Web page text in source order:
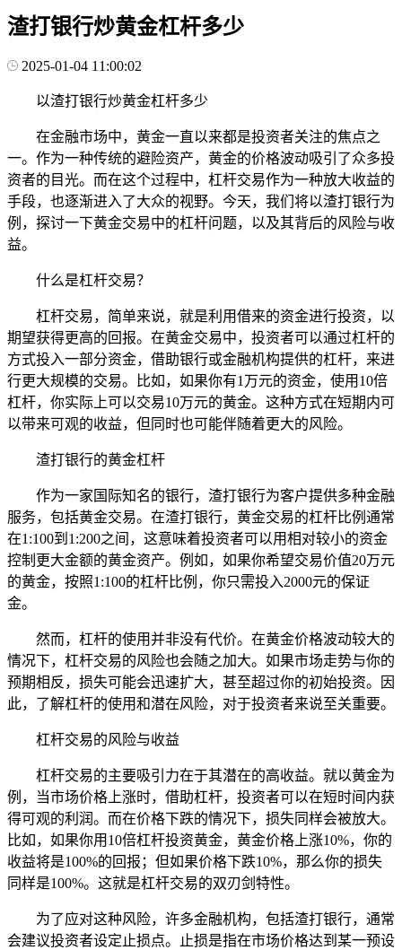
渣打银行炒黄金杠杆多少
2025-01-04 11:00:02
以渣打银行炒黄金杠杆多少
在金融市场中，黄金一直以来都是投资者关注的焦点之
一。作为一种传统的避险资产，黄金的价格波动吸引了众多投
资者的目光。而在这个过程中，杠杆交易作为一种放大收益的
手段，也逐渐进入了大众的视野。今天，我们将以渣打银行为
例，探讨一下黄金交易中的杠杆问题，以及其背后的风险与收
益。
什么是杠杆交易？
杠杆交易，简单来说，就是利用借来的资金进行投资，以
期望获得更高的回报。在黄金交易中，投资者可以通过杠杆的
方式投入一部分资金，借助银行或金融机构提供的杠杆，来进
行更大规模的交易。比如，如果你有1万元的资金，使用10倍
杠杆，你实际上可以交易10万元的黄金。这种方式在短期内可
以带来可观的收益，但同时也可能伴随着更大的风险。
渣打银行的黄金杠杆
作为一家国际知名的银行，渣打银行为客户提供多种金融
服务，包括黄金交易。在渣打银行，黄金交易的杠杆比例通常
在1:100到1:200之间，这意味着投资者可以用相对较小的资金
控制更大金额的黄金资产。例如，如果你希望交易价值20万元
的黄金，按照1:100的杠杆比例，你只需投入2000元的保证
金。
然而，杠杆的使用并非没有代价。在黄金价格波动较大的
情况下，杠杆交易的风险也会随之加大。如果市场走势与你的
预期相反，损失可能会迅速扩大，甚至超过你的初始投资。因
此，了解杠杆的使用和潜在风险，对于投资者来说至关重要。
杠杆交易的风险与收益
杠杆交易的主要吸引力在于其潜在的高收益。就以黄金为
例，当市场价格上涨时，借助杠杆，投资者可以在短时间内获
得可观的利润。而在价格下跌的情况下，损失同样会被放大。
比如，如果你用10倍杠杆投资黄金，黄金价格上涨10%，你的
收益将是100%的回报；但如果价格下跌10%，那么你的损失
同样是100%。这就是杠杆交易的双刃剑特性。
为了应对这种风险，许多金融机构，包括渣打银行，通常
会建议投资者设定止损点。止损是指在市场价格达到某一预设